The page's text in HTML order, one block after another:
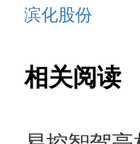
滨化股份
相关阅读